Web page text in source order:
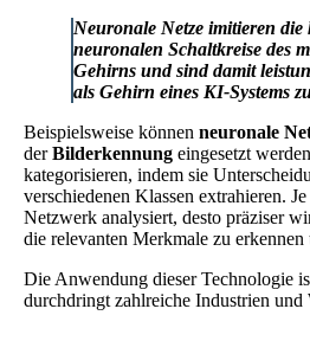
Neuronale Netze imitieren die
neuronalen Schaltkreise des
Gehirns und sind damit
als Gehirn eines KI-Systems
Beispielsweise können neuronale
derBilderkennung eingesetzt
kategorisieren, indem sie
verschiedenen Klassen extrahieren.
Netzwerk analysiert, desto präziser
die relevanten Merkmale zu
Die Anwendung dieser Technologie
durchdringt zahlreiche Industrien und